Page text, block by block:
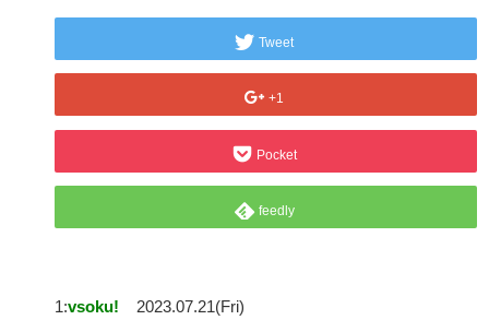
Tweet
+1
Pocket
feedly
1:vsoku!
2023.07.21(Fri)